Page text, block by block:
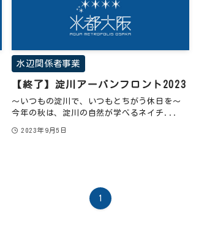
水辺関係者事業
【終了】淀川アーバンフロント2023
～いつもの淀川で、いつもとちがう休日を～
今年の秋は、淀川の自然が学べるネイチ...
2023年9月5日
1